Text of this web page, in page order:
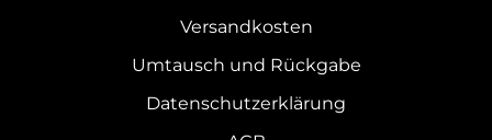
Versandkosten
Umtausch und Rückgabe
Datenschutzerklärung